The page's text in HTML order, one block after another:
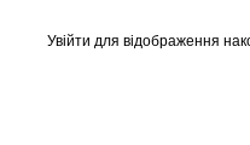
Увійти для відображення